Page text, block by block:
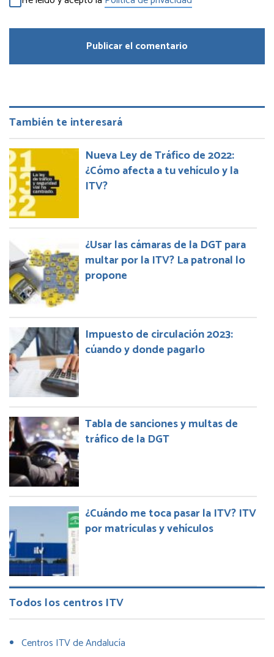
También te interesará
Nueva Ley de Tráfico de 2022:
¿Cómo afecta a tu vehículo y la
ITV?
¿Usar las cámaras de la DGT para
multar por la ITV? La patronal lo
propone
Impuesto de circulación 2023:
cúando y donde pagarlo
Tabla de sanciones y multas de
tráfico de la DGT
¿Cuándo me toca pasar la ITV? ITV
por matrículas y vehículos
Todos los centros ITV
Centros ITV de Andalucía